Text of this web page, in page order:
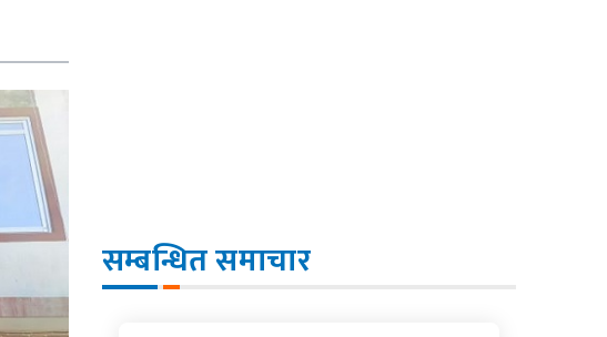
सम्बन्धित समाचार